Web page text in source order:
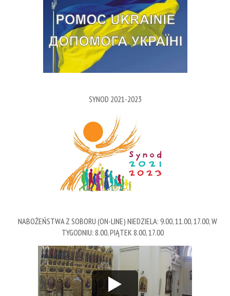
SYNOD 2021-2023
NABOŻEŃSTWA Z SOBORU (ON-LINE) NIEDZIELA: 9.00, 11.00, 17.00, W
TYGODNIU: 8.00, PIĄTEK 8.00, 17.00